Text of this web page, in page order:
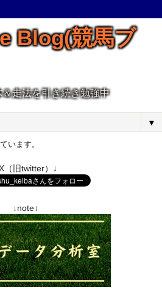
Blog(競馬ブ
走法を引き続き勉強中
▼
います。
（旧twitter）↓
↓note↓